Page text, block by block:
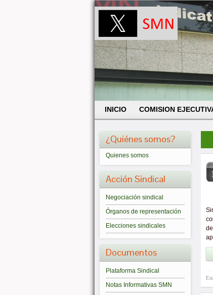
INICIO COMISION
¿Quiénes somos?
Quienes somos
Acción Sindical
Negociación sindical
Órganos de representación
Elecciones sindicales
Documentos
Plataforma Sindical
Notas Informativas SMN